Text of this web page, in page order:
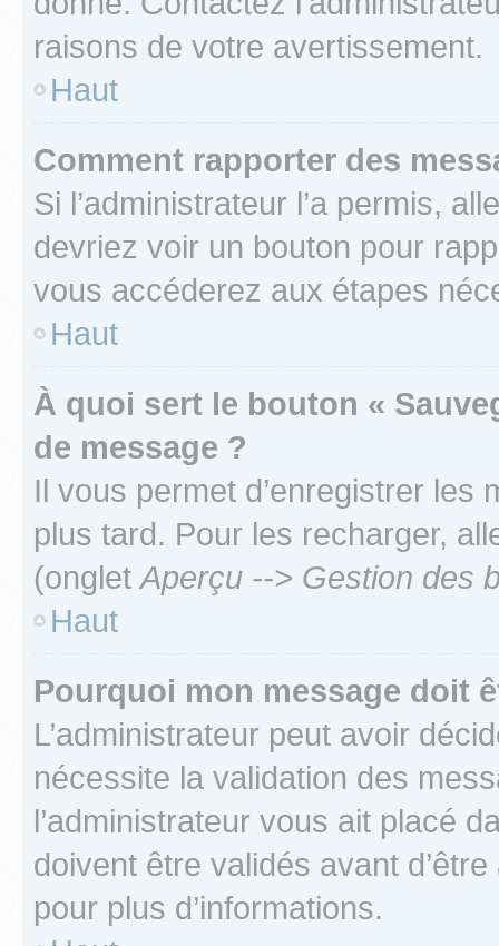
raisons de votre avertissement.
Haut
Comment rapporter des
Si l’administrateur l’a permis,
devriez voir un bouton pour
vous accéderez aux étapes
Haut
À quoi sert le bouton «
de message ?
Il vous permet d’enregistrer
plus tard. Pour les recharger,
(ongletAperçu --> Gestion des
Haut
Pourquoi mon message doit
L’administrateur peut avoir
nécessite la validation des
l’administrateur vous ait placé
doivent être validés avant
pour plus d’informations.